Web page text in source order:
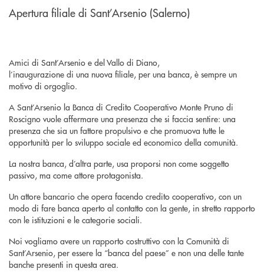
Apertura filiale di Sant’Arsenio (Salerno)
Amici di Sant’Arsenio e del Vallo di Diano,
l’inaugurazione di una nuova filiale, per una banca, è sempre un
motivo di orgoglio.
A Sant’Arsenio la Banca di Credito Cooperativo Monte Pruno di
Roscigno vuole affermare una presenza che si faccia sentire: una
presenza che sia un fattore propulsivo e che promuova tutte le
opportunità per lo sviluppo sociale ed economico della comunità.
La nostra banca, d’altra parte, usa proporsi non come soggetto
passivo, ma come attore protagonista.
Un attore bancario che opera facendo credito cooperativo, con un
modo di fare banca aperto al contatto con la gente, in stretto rapporto
con le istituzioni e le categorie sociali.
Noi vogliamo avere un rapporto costruttivo con la Comunità di
Sant’Arsenio, per essere la “banca del paese” e non una delle tante
banche presenti in questa area.